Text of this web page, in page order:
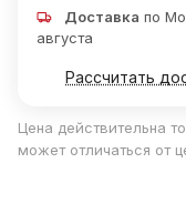
Доставка по
августа
Рассчитать
Цена действительна
может отличаться от